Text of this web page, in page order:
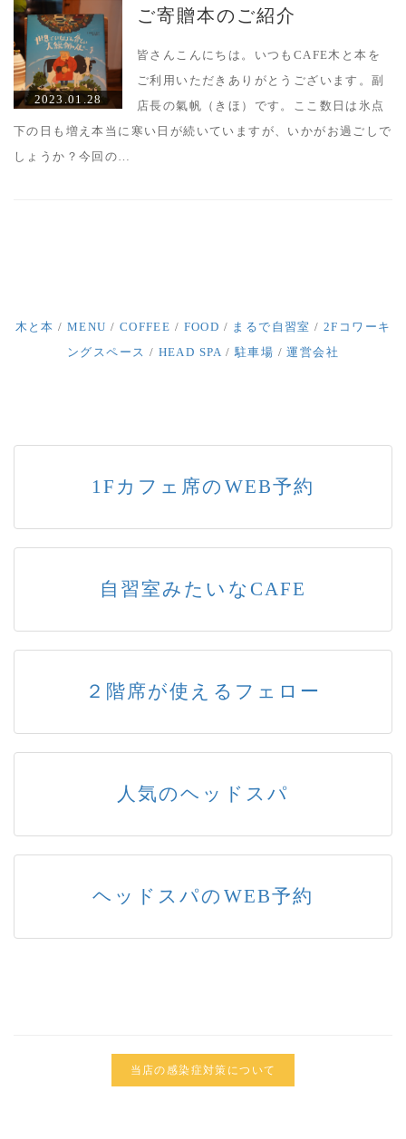
2023.01.28
ご寄贈本のご紹介
皆さんこんにちは。いつもCAFE木と本を
ご利用いただきありがとうございます。副
店長の氣帆（きほ）です。ここ数日は氷点
下の日も増え本当に寒い日が続いていますが、いかがお過ごしで
しょうか？今回の…
木と本 /MENU / COFFEE / FOOD / まるで自習室 / 2Fコワーキ
ングスペース / HEAD SPA /駐車場 /運営会社
1Fカフェ席のWEB予約
自習室みたいなCAFE
２階席が使えるフェロー
人気のヘッドスパ
ヘッドスパのWEB予約
当店の感染症対策について